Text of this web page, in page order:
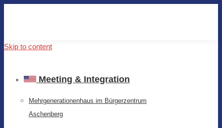
Skip to content
Meeting & Integration
Mehrgenerationenhaus im Bürgerzentrum
Aschenberg